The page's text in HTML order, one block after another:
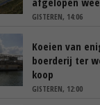
GISTEREN, 14:06
Koeien van
boerderij ter
koop
GISTEREN, 12:00